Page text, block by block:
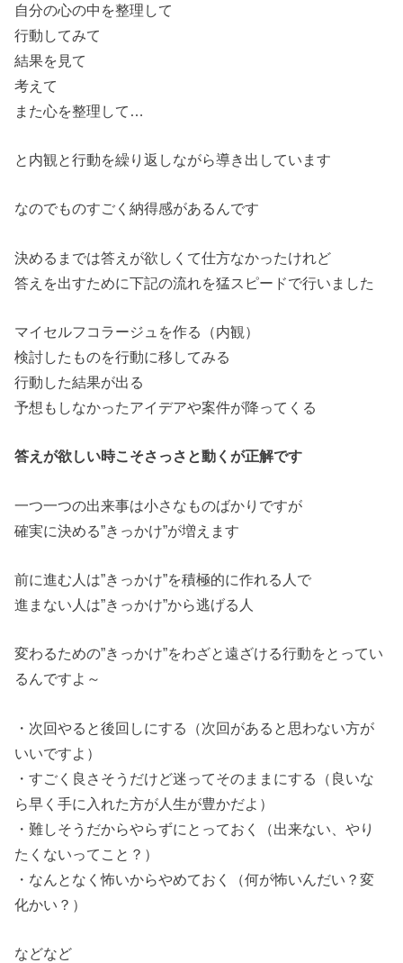
自分の心の中を整理して
行動してみて
結果を見て
考えて
また心を整理して…
と内観と行動を繰り返しながら導き出しています
なのでものすごく納得感があるんです
決めるまでは答えが欲しくて仕方なかったけれど
答えを出すために下記の流れを猛スピードで行いました
マイセルフコラージュを作る（内観）
検討したものを行動に移してみる
行動した結果が出る
予想もしなかったアイデアや案件が降ってくる
答えが欲しい時こそさっさと動くが正解です
一つ一つの出来事は小さなものばかりですが
確実に決める”きっかけ”が増えます
前に進む人は”きっかけ”を積極的に作れる人で
進まない人は”きっかけ”から逃げる人
変わるための”きっかけ”をわざと遠ざける行動をとってい
るんですよ～
・次回やると後回しにする（次回があると思わない方が
いいですよ）
・すごく良さそうだけど迷ってそのままにする（良いな
ら早く手に入れた方が人生が豊かだよ）
・難しそうだからやらずにとっておく（出来ない、やり
たくないってこと？）
・なんとなく怖いからやめておく（何が怖いんだい？変
化かい？）
などなど